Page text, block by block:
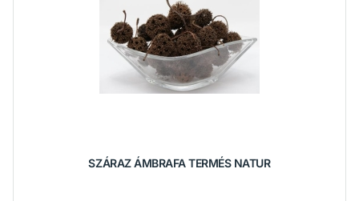
SZÁRAZ ÁMBRAFA TERMÉS NATUR